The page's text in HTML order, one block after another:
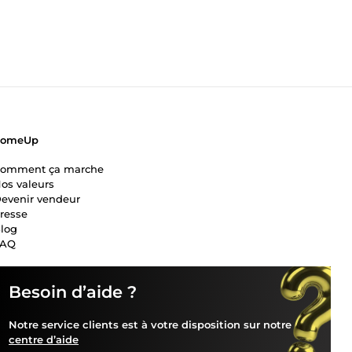
Besoin d’aide ?
Notre service clients est à votre disposition sur notre
centre d’aide
ça marche
valeurs
vendeur